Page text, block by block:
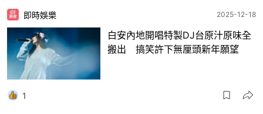
即時娛樂 2025-12-18
白安內地開唱特製DJ台原汁原味全
搬出 搞笑許下無厘頭新年願望
1